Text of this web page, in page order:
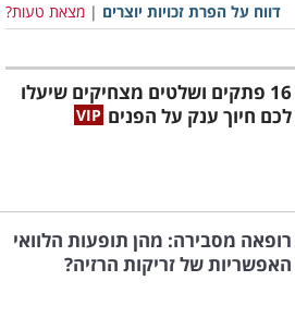
דווח על הפרת זכויות יוצרים| מצאת טעות?
16 פתקים ושלטים מצחיקים שיעלו
לכם חיוך ענק על הפנים
רופאה מסבירה: מהן תופעות הלוואי
האפשריות של זריקות הרזיה?